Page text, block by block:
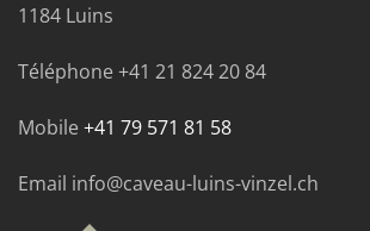
1184 Luins
Téléphone +41 21 824 20 84
Mobile +41 79 571 81 58
Email info@caveau-luins-vinzel.ch